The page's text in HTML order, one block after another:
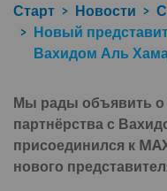
Старт Новости
Новый
Вахидом Аль
Мы рады объявить о
партнёрства с
присоединился к
нового